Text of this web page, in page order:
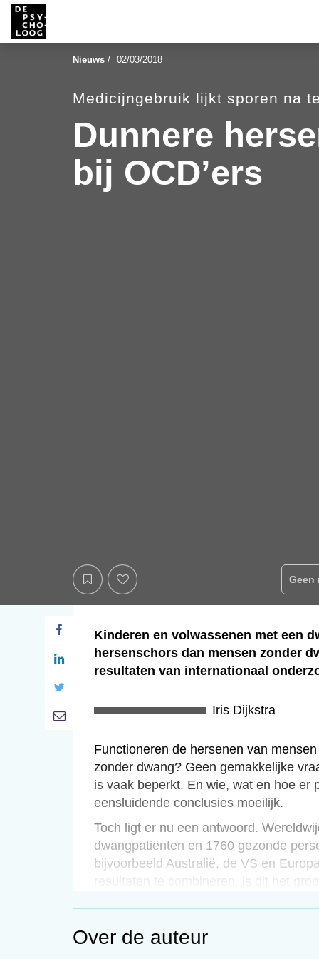
Nieuws / 02/03/2018
Medicijngebruik lijkt sporen na
Dunnere
bij OCD’ers
Geen
Kinderen en volwassenen met een
hersenschors dan mensen zonder
resultaten van internationaal
Iris Dijkstra
Functioneren de hersenen van
zonder dwang? Geen gemakkelijke
is vaak beperkt. En wie, wat en hoe er
eensluidende conclusies moeilijk.
Toch ligt er nu een antwoord.
dwangpatiënten en 1760 gezonde
bijvoorbeeld Australië, de VS en
resultaten te combineren, is dit het
dunner is dan die bij gezonde
Over de auteur